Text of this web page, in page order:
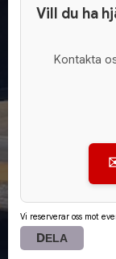
Vill du ha
Kontakta
Vi reserverar oss mot
DELA